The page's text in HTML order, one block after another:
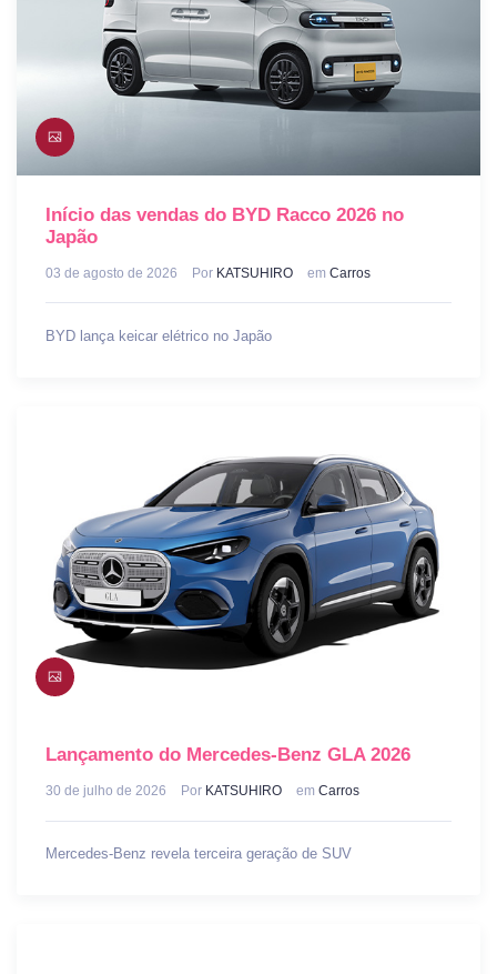
Início das vendas do BYD Racco 2026 no
Japão
03 de agosto de 2026 Por KATSUHIRO em Carros
BYD lança keicar elétrico no Japão
Lançamento do Mercedes-Benz GLA 2026
30 de julho de 2026 Por KATSUHIRO em Carros
Mercedes-Benz revela terceira geração de SUV